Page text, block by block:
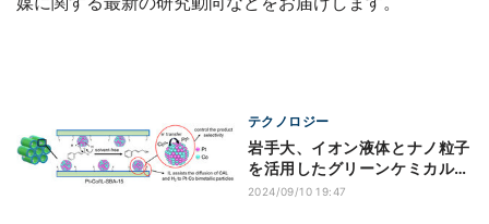
テクノロジー
岩手大、イオン液体とナノ粒子
を活用したグリーンケミカル技
術を開発
2024/09/10 19:47